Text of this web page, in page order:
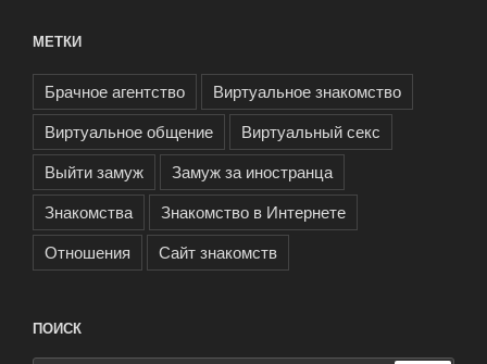
МЕТКИ
Брачное агентство
Виртуальное знакомство
Виртуальное общение
Виртуальный секс
Выйти замуж
Замуж за иностранца
Знакомства
Знакомство в Интернете
Отношения
Сайт знакомств
ПОИСК